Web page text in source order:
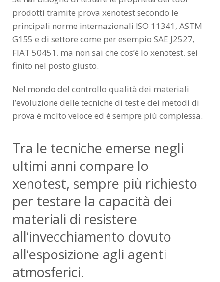
prodotti tramite prova xenotest secondo le
principali norme internazionali ISO 11341, ASTM
G155 e di settore come per esempio SAE J2527,
FIAT 50451, ma non sai che cos’è lo xenotest, sei
finito nel posto giusto.
Nel mondo del controllo qualità dei materiali
l’evoluzione delle tecniche di test e dei metodi di
prova è molto veloce ed è sempre più complessa.
Tra le tecniche emerse negli
ultimi anni compare lo
xenotest, sempre più richiesto
per testare la capacità dei
materiali di resistere
all’invecchiamento dovuto
all’esposizione agli agenti
atmosferici.